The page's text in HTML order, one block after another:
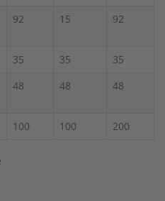
92 15 92
35 35
35
48 48 48
100 100 200